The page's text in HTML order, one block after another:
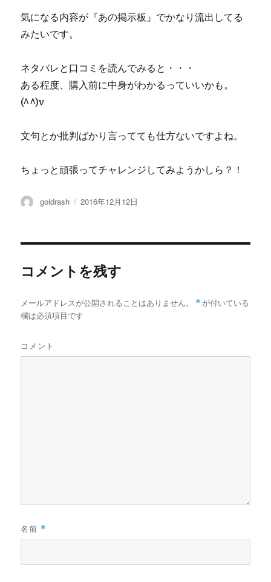
気になる内容が『あの掲示板』でかなり流出してる
みたいです。
ネタバレと口コミを読んでみると・・・
ある程度、購入前に中身がわかるっていいかも。
(^^)v
文句とか批判ばかり言ってても仕方ないですよね。
ちょっと頑張ってチャレンジしてみようかしら？！
投
goldrash
投
2016年12月12日
コメントを残す
メールアドレスが公開されることはありません。 * が付いている
欄は必須項目です
コメント
名前 *